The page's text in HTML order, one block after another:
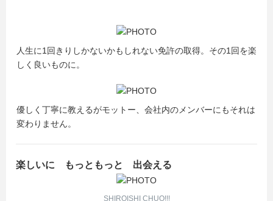
人生に1回きりしかないかもしれない免許の取得。その1回を楽
しく良いものに。
優しく丁寧に教えるがモットー、会社内のメンバーにもそれは
変わりません。
楽しいに もっともっと 出会える
SHIROISHI CHUO!!!